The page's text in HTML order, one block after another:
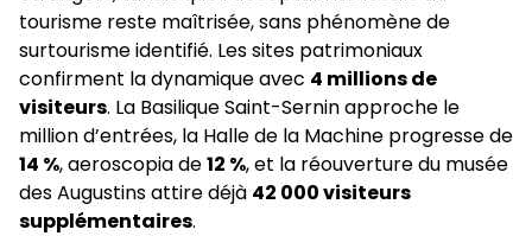
tourisme reste maîtrisée, sans phénomène de
surtourisme identifié. Les sites patrimoniaux
confirment la dynamique avec 4 millions de
visiteurs. La Basilique Saint-Sernin approche le
million d’entrées, la Halle de la Machine progresse de
14 %, aeroscopia de12 %, et la réouverture du musée
des Augustins attire déjà 42 000 visiteurs
supplémentaires.